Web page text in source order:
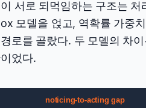
서로 되먹임하는 구조는
모델을 얹고, 역확률 가중
로를 골랐다. 두 모델의 차
었다.
noticing-to-acting gap